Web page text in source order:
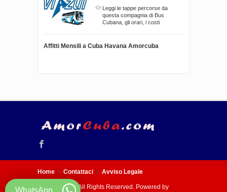
Leggi le tappe percorse da
questa compagnia di Bus
Cubana, gli orari, i costi
Affitti Mensili a Cuba Havana Amorcuba
Home Contattaci Avviso Legale
© 2005 - 2026 All Rights Reserved. Powered by
WhatsApp